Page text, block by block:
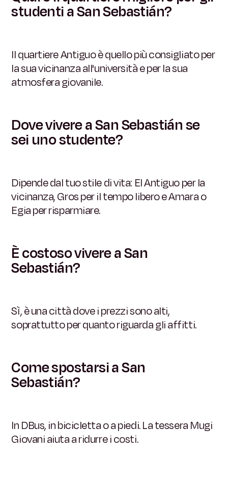
studenti a San Sebastián?
Il quartiere Antiguo è quello più consigliato per
la sua vicinanza all'università e per la sua
atmosfera giovanile.
Dove vivere a San Sebastián se
sei uno studente?
Dipende dal tuo stile di vita: El Antiguo per la
vicinanza, Gros per il tempo libero e Amara o
Egia per risparmiare.
È costoso vivere a San
Sebastián?
Sì, è una città dove i prezzi sono alti,
soprattutto per quanto riguarda gli affitti.
Come spostarsi a San
Sebastián?
In DBus, in bicicletta o a piedi. La tessera Mugi
Giovani aiuta a ridurre i costi.